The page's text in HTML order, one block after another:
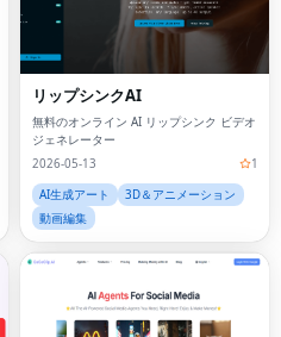
リップシンクAI
無料のオンライン AI リップシンク ビデオ
ジェネレーター
2026-05-13
1
AI生成アート
3D＆アニメーション
動画編集